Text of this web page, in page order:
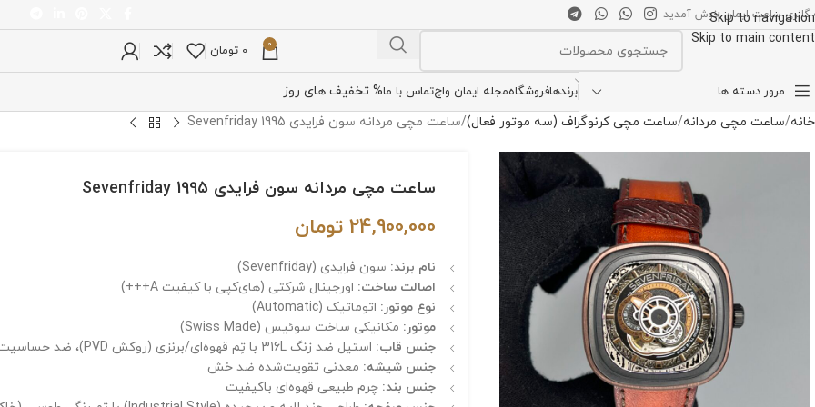
Skip to navigation
Skip to main content
گالری ساعت ایمان خوش آمدید
0
0 تومان
مرور دسته ها برندهافروشگاهمجله ایمان واچتماس با ما% تخفیف های روز
خانه ساعت مچی مردانه ساعت مچی کرنوگراف (سه موتور فعال) ساعت مچی مردانه سون فرایدی Sevenfriday 1995
ساعت مچی مردانه سون فرایدی Sevenfriday 1995
24,900,000 تومان
نام برند: سون فرایدی (Sevenfriday)
اصالت ساخت: اورجینال شرکتی (های‌کپی با کیفیت A+++)
نوع موتور: اتوماتیک (Automatic)
موتور: مکانیکی ساخت سوئیس (Swiss Made)
جنس قاب: استیل ضد زنگ 316L با تِم قهوه‌ای/برنزی (روکش PVD)، ضد حساسیت
جنس شیشه: معدنی تقویت‌شده ضد خش
جنس بند: چرم طبیعی قهوه‌ای باکیفیت